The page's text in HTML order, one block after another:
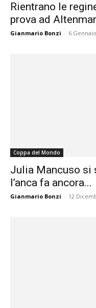
Rientrano le
prova ad
Gianmario Bonzi - 6
Coppa del Mondo
Julia Mancuso si
l’anca fa ancora...
Gianmario Bonzi - 12